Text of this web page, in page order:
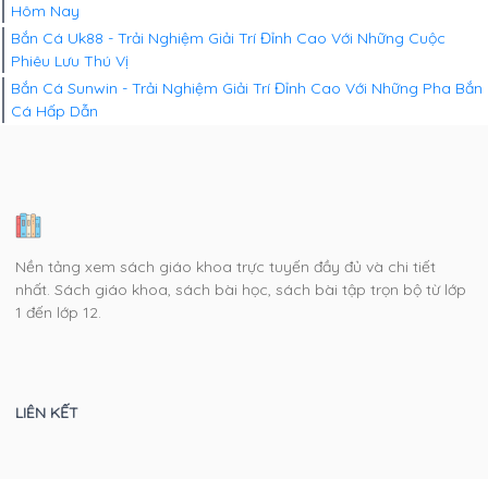
Hôm Nay
Bắn Cá Uk88 - Trải Nghiệm Giải Trí Đỉnh Cao Với Những Cuộc
Phiêu Lưu Thú Vị
Bắn Cá Sunwin - Trải Nghiệm Giải Trí Đỉnh Cao Với Những Pha Bắn
Cá Hấp Dẫn
Nền tảng xem sách giáo khoa trực tuyến đầy đủ và chi tiết
nhất. Sách giáo khoa, sách bài học, sách bài tập trọn bộ từ lớp
1 đến lớp 12.
LIÊN KẾT